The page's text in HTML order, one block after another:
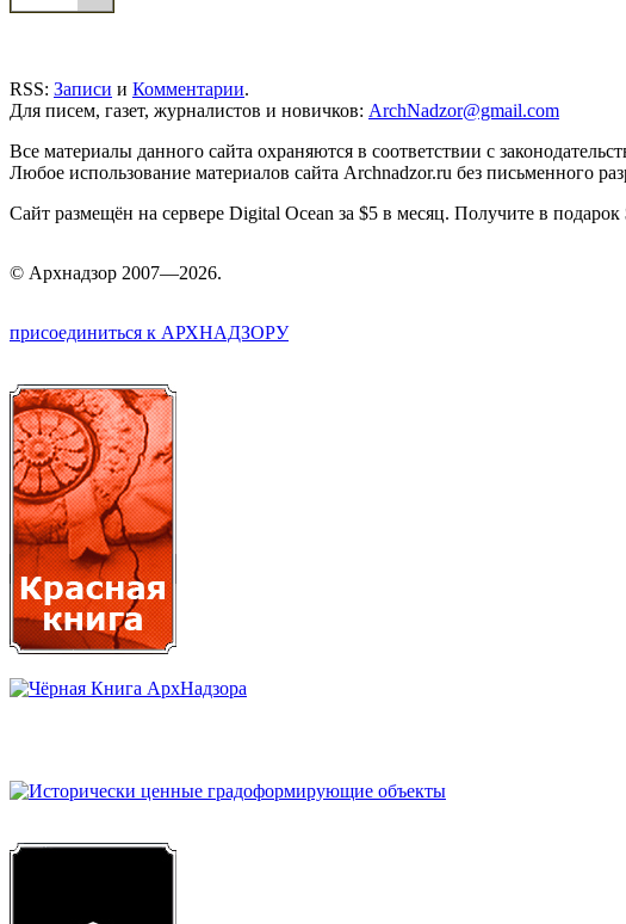
RSS: Записи и Комментарии.
Для писем, газет, журналистов и новичков: ArchNadzor@gmail.com
Все материалы данного сайта охраняются в соответствии с
Любое использование материалов сайта Archnadzor.ru без письменного
Сайт размещён на сервере Digital Ocean за $5 в месяц. Получите в
© Архнадзор 2007—2026.
присоединиться к АРХНАДЗОРУ